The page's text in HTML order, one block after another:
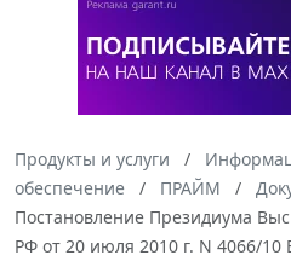
Продукты и услуги
обеспечение
ПРАЙМ
Постановление Президиума
РФ от 20 июля 2010 г. N 4066/10